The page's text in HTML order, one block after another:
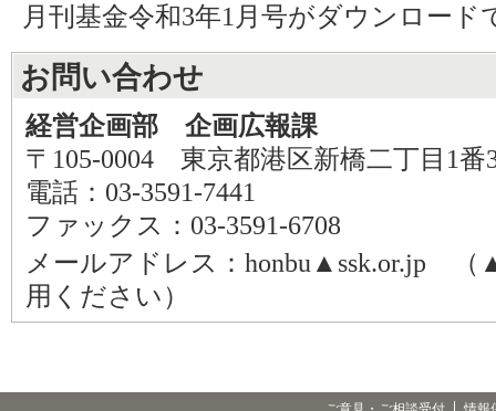
月刊基金令和3年1月号がダウンロード
お問い合わせ
経営企画部 企画広報課
〒105-0004 東京都港区新橋二丁目1番
電話：03-3591-7441
ファックス：03-3591-6708
メールアドレス：honbu▲ssk.or.jp （
用ください）